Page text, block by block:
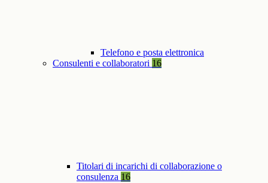
Telefono e posta elettronica
Consulenti e collaboratori 16
Titolari di incarichi di collaborazione o
consulenza 16